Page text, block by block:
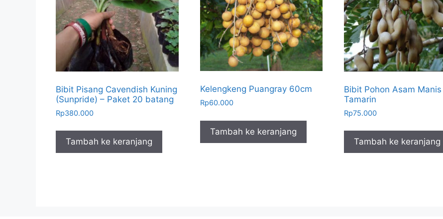
Bibit Pisang Cavendish Kuning
(Sunpride) – Paket 20 batang
Rp380.000
Tambah ke keranjang
Kelengkeng Puangray 60cm
Rp60.000
Tambah ke keranjang
Bibit Pohon Asam Manis
Tamarin
Rp75.000
Tambah ke keranjang